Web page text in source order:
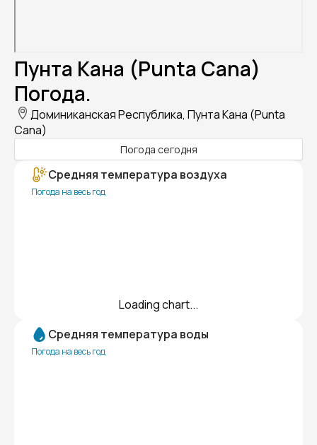
Пунта Кана (Punta Cana)
Погода.
Доминиканская Республика, Пунта Кана (Punta
Cana)
Погода сегодня
Средняя температура воздуха
Погода на весь год
Loading chart...
Средняя температура воды
Погода на весь год